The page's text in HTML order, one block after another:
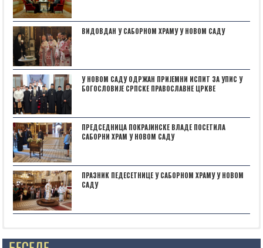
ВИДОВДАН У САБОРНОМ ХРАМУ У НОВОМ САДУ
У НОВОМ САДУ ОДРЖАН ПРИЈЕМНИ ИСПИТ ЗА УПИС У
БОГОСЛОВИЈЕ СРПСКЕ ПРАВОСЛАВНЕ ЦРКВЕ
ПРЕДСЕДНИЦА ПОКРАЈИНСКЕ ВЛАДЕ ПОСЕТИЛА
САБОРНИ ХРАМ У НОВОМ САДУ
ПРАЗНИК ПЕДЕСЕТНИЦЕ У САБОРНОМ ХРАМУ У НОВОМ
САДУ
Posts not found